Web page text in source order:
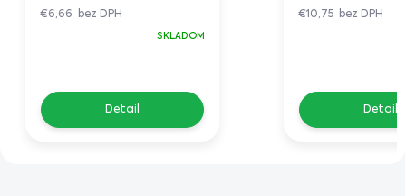
€6,66 bez DPH
SKLADOM
Detail
€10,75 bez DPH
Detail